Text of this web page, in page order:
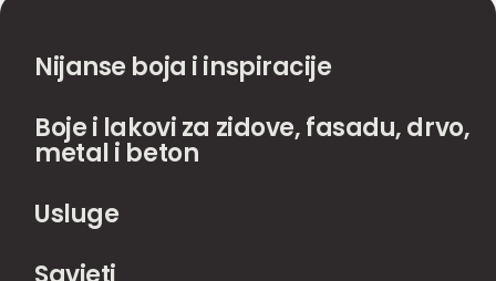
Nijanse boja i inspiracije
Boje i lakovi za zidove, fasadu, drvo,
metal i beton
Usluge